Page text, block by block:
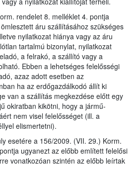
rendelet 8. melléklet 4. pontja
áru szállításához szükséges
nyilatkozat hiánya vagy az áru
tartalmú bizonylat, nyilatkozat
a felrakó, a szállító vagy a
Ebben a lehetséges felelősségi
azaz adott esetben az
ha az erdőgazdálkodó állít ki
van a szállítás megkezdése előtt egy
okiratban kikötni, hogy a jármű-
nem visel felelősséget (ill. a
elismertetni).
esetére a 156/2009. (VII. 29.) Korm.
ugyanezt az előbb említett felelősi
vonatkozóan szintén az előbb leírtak